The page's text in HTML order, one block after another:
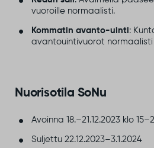
vuoroille normaalisti.
Kommatin avanto-uinti :
avantouintivuorot normaalisti
Nuorisotila SoNu
Avoinna 18.–21.12.2023 klo
Suljettu 22.12.2023–3.1.2024